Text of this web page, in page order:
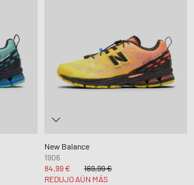
New Balance
1906
84,99 €
169,99 €
REDUJO AÚN MÁS